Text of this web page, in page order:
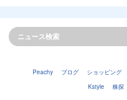
Peachy ブログ ショッピング
Kstyle
株探